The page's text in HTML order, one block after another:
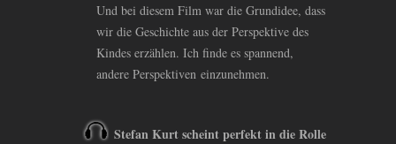
Und bei diesem Film war die Grundidee, dass
wir die Geschichte aus der Perspektive des
Kindes erzählen. Ich finde es spannend,
andere Perspektiven einzunehmen.
Stefan Kurt scheint perfekt in die Rolle